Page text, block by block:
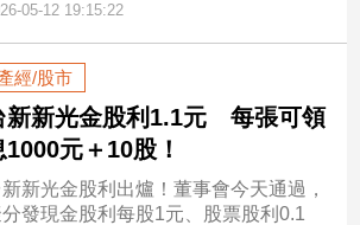
05-12 19:15:22
經/股市
新新光金股利1.1元 每張可領
1000元＋10股！
新光金股利出爐！董事會今天通過，
發現金股利每股1元、股票股利0.1